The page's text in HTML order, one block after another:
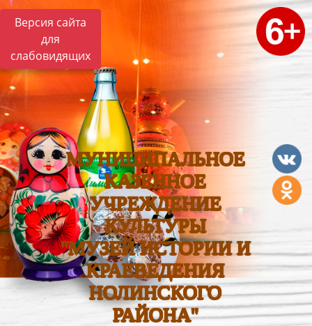
Версия сайта
для
слабовидящих
МУНИЦИПАЛЬНОЕ
КАЗЕННОЕ
УЧРЕЖДЕНИЕ
КУЛЬТУРЫ
"МУЗЕЙ ИСТОРИИ И
КРАЕВЕДЕНИЯ
НОЛИНСКОГО
РАЙОНА"